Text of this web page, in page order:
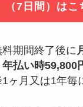
（7日間）はこ
料期間終了後に
年払い時59,800
1ヶ月又は1年毎